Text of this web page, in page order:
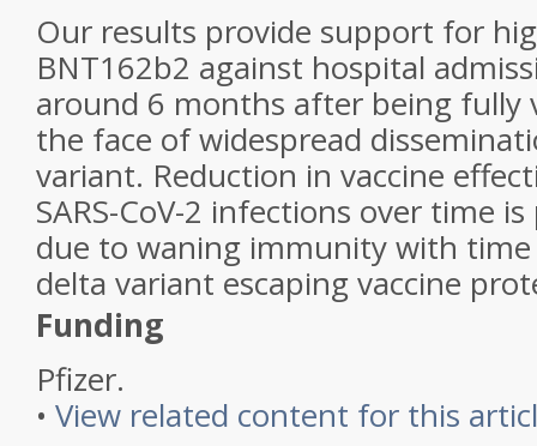
Our results provide support for
BNT162b2 against hospital
around 6 months after being fully
the face of widespread
variant. Reduction in vaccine
SARS-CoV-2 infections over time
due to waning immunity with
delta variant escaping vaccine
Funding
Pfizer.
• View related content for this